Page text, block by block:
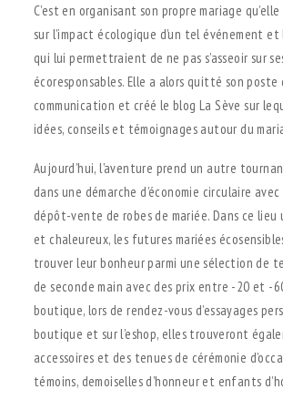
C’est en organisant son propre mariage
sur l’impact écologique d’un tel événement
qui lui permettraient de ne pas s’asseoir sur
écoresponsables. Elle a alors quitté son poste
communication et créé le blog La Sève sur
idées, conseils et témoignages autour du
Aujourd’hui, l’aventure prend un autre
dans une démarche d’économie circulaire avec
dépôt-vente de robes de mariée. Dans ce lieu
et chaleureux, les futures mariées
trouver leur bonheur parmi une sélection de
de seconde main avec des prix entre -20 et -
boutique, lors de rendez-vous d’essayages
boutique et sur l’eshop, elles trouveront
accessoires et des tenues de cérémonie
témoins, demoiselles d’honneur et enfants